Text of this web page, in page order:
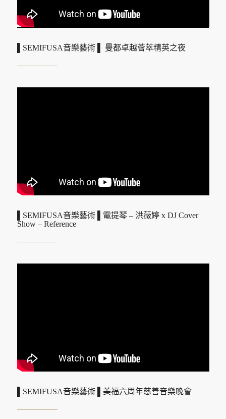
▌SEMIFUSA音樂藝術 ▌ 曼都卓越薈萃精英之夜
▌SEMIFUSA音樂藝術 ▌電提琴 – 洪薇婷 x DJ Cover
Show – Reference
▌SEMIFUSA音樂藝術 ▌美福六周年慈善音樂晚會